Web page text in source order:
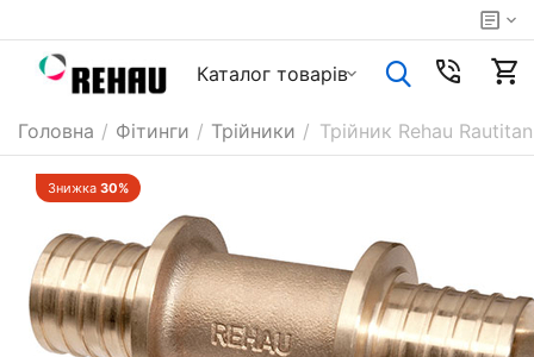
Каталог товарiв
Головна / Фітинги / Трійники / Трійник Rehau
Знижка 30%